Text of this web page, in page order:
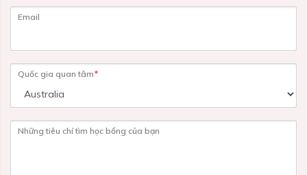
Email
Quốc gia quan tâm*
Những tiêu chí tìm học bổng của bạn